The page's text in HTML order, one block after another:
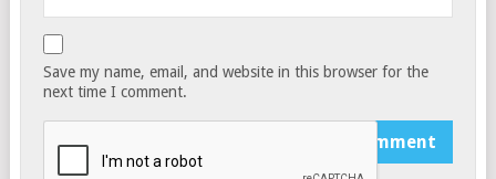
Save my name, email, and website in this browser for the
next time I comment.